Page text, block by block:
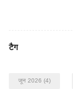
टैग
जून 2026 (4)